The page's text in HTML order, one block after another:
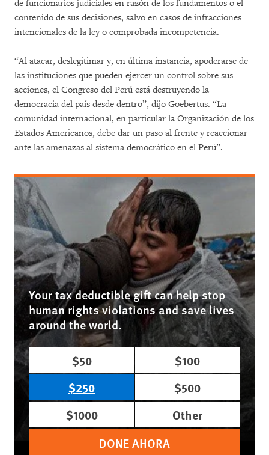
de funcionarios judiciales en razón de los fundamentos o el
contenido de sus decisiones, salvo en casos de infracciones
intencionales de la ley o comprobada incompetencia.
“Al atacar, deslegitimar y, en última instancia, apoderarse de
las instituciones que pueden ejercer un control sobre sus
acciones, el Congreso del Perú está destruyendo la
democracia del país desde dentro”, dijo Goebertus. “La
comunidad internacional, en particular la Organización de los
Estados Americanos, debe dar un paso al frente y reaccionar
ante las amenazas al sistema democrático en el Perú”.
Your tax deductible gift can help stop
human rights violations and save lives
around the world.
$50
$100
$250
$500
$1000
Other
DONE AHORA